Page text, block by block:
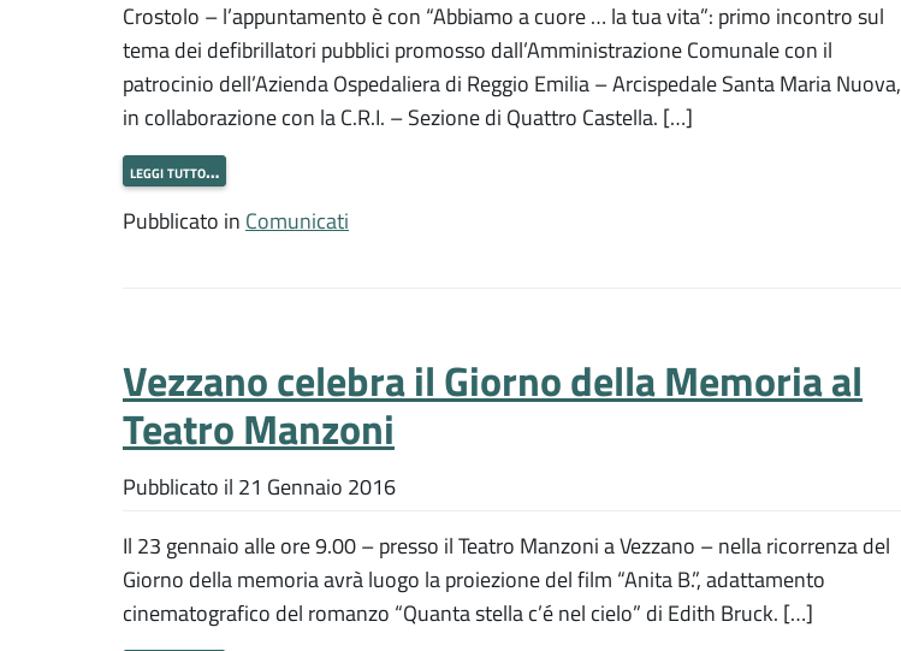
Crostolo – l’appuntamento è con “Abbiamo a cuore … la tua vita”: primo incontro sul
tema dei defibrillatori pubblici promosso dall’Amministrazione Comunale con il
patrocinio dell’Azienda Ospedaliera di Reggio Emilia – Arcispedale Santa Maria Nuova,
in collaborazione con la C.R.I. – Sezione di Quattro Castella. […]
leggi tutto…
Pubblicato in Comunicati
Vezzano celebra il Giorno della Memoria al
Teatro Manzoni
Pubblicato il 21 Gennaio 2016
Il 23 gennaio alle ore 9.00 – presso il Teatro Manzoni a Vezzano – nella ricorrenza del
Giorno della memoria avrà luogo la proiezione del film “Anita B.”, adattamento
cinematografico del romanzo “Quanta stella c’é nel cielo” di Edith Bruck. […]